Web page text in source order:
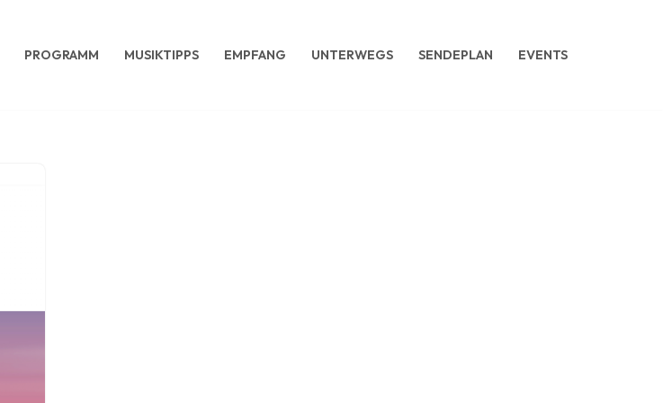
PROGRAMM MUSIKTIPPS EMPFANG UNTERWEGS SENDEPLAN EVENTS